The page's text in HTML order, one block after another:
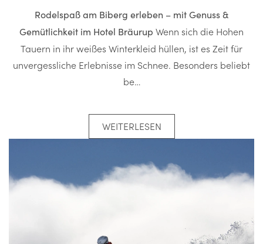
Rodelspaß am Biberg erleben – mit Genuss &
Gemütlichkeit im Hotel Bräurup Wenn sich die Hohen
Tauern in ihr weißes Winterkleid hüllen, ist es Zeit für
unvergessliche Erlebnisse im Schnee. Besonders beliebt
be…
WEITERLESEN